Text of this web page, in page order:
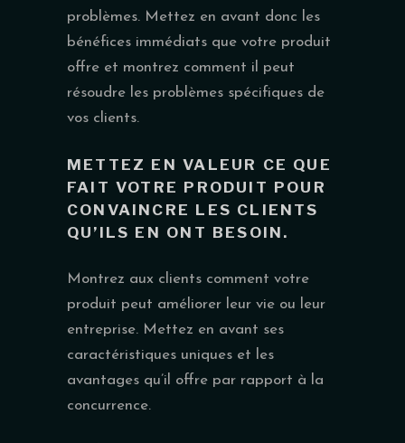
problèmes. Mettez en avant donc les
bénéfices immédiats que votre produit
offre et montrez comment il peut
résoudre les problèmes spécifiques de
vos clients.
METTEZ EN VALEUR CE QUE
FAIT VOTRE PRODUIT POUR
CONVAINCRE LES CLIENTS
QU’ILS EN ONT BESOIN.
Montrez aux clients comment votre
produit peut améliorer leur vie ou leur
entreprise. Mettez en avant ses
caractéristiques uniques et les
avantages qu’il offre par rapport à la
concurrence.